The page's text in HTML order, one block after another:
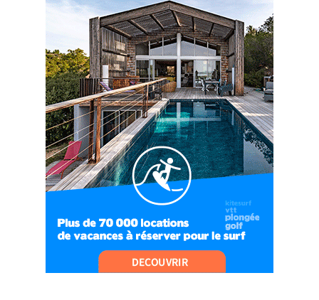
04:09
#Ep8 VLOG : DÉCOUVERTE DU VERCORS ET DU
BASSIN GRENOBLOIS !
09:04
#Ep9 VLOG : UN SPORTIHOME CHEZ
SPORTIHOME !
07:21
#Ep10 VLOG : UN SEJOUR SPORTIF PROCHE DE
PARIS !
07:37
#Ep11 VLOG : SÉJOUR AU BORD DE LA SAÔNE
ET AU LAC D’AIGUEBELETTE
05:55
#Ep12 VLOG : ANNECY, ENTRE LAC ET
06:26
UN SÉJOUR SPORT & NATURE
07:19